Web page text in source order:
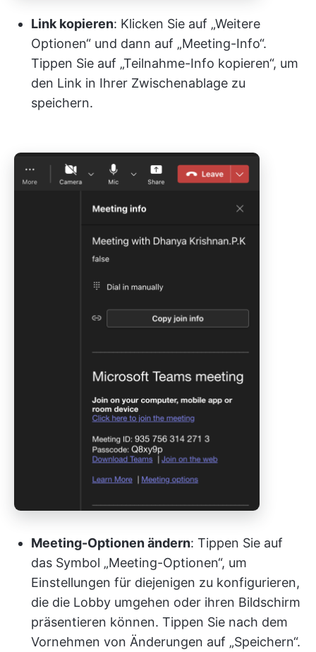
Link kopieren: Klicken Sie auf „Weitere
Optionen“ und dann auf „Meeting-Info“.
Tippen Sie auf „Teilnahme-Info kopieren“, um
den Link in Ihrer Zwischenablage zu
speichern.
Meeting-Optionen ändern: Tippen Sie auf
das Symbol „Meeting-Optionen“, um
Einstellungen für diejenigen zu konfigurieren,
die die Lobby umgehen oder ihren Bildschirm
präsentieren können. Tippen Sie nach dem
Vornehmen von Änderungen auf „Speichern“.